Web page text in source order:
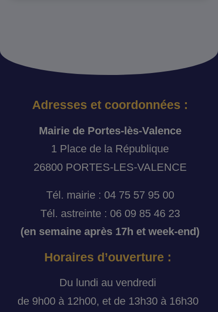
Adresses et coordonnées :
Mairie de Portes-lès-Valence
1 Place de la République
26800 PORTES-LES-VALENCE
Tél. mairie : 04 75 57 95 00
Tél. astreinte : 06 09 85 46 23
(en semaine après 17h et week-end)
Horaires d’ouverture :
Du lundi au vendredi
de 9h00 à 12h00, et de 13h30 à 16h30